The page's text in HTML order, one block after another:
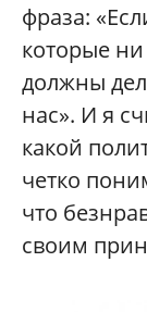
фраза:
которые ни
должны
нас». И я
какой
четко
что
своим